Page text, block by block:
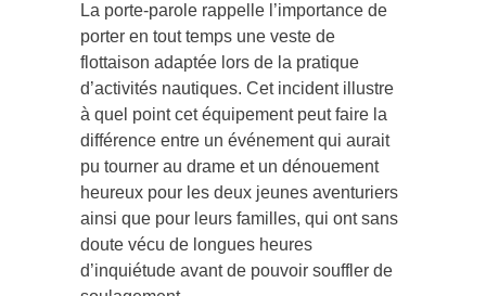
La porte-parole rappelle l’importance de
porter en tout temps une veste de
flottaison adaptée lors de la pratique
d’activités nautiques. Cet incident illustre
à quel point cet équipement peut faire la
différence entre un événement qui aurait
pu tourner au drame et un dénouement
heureux pour les deux jeunes aventuriers
ainsi que pour leurs familles, qui ont sans
doute vécu de longues heures
d’inquiétude avant de pouvoir souffler de